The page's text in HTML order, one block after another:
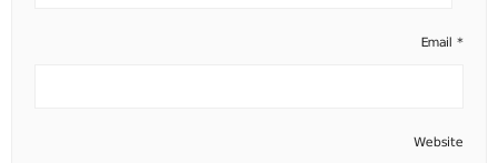
Email *
Website